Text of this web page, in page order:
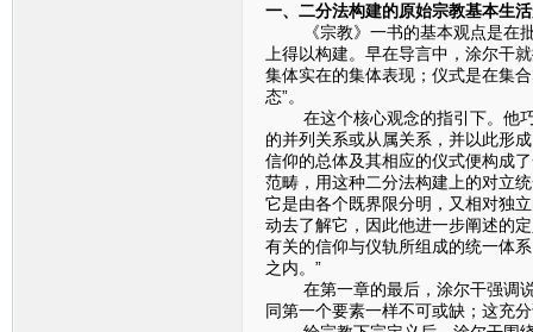
一、二分法构建的原始宗教基本生
《宗教》一书的基本观点是在批
上得以构建。早在导言中，涂尔干
集体实在的集体表现；仪式是在集
态”。
在这个核心观念的指引下。他巧
的并列关系或从属关系，并以此形
信仰的总体及其相应的仪式便构成
范畴，用这种二分法构建上的对立
它是由各个既界限分明，又相对独
动去了解它，因此他进一步阐述的
有关的信仰与仪轨所组成的统一体
之内。”
在第一章的最后，涂尔干强调说
同第一个要素一样不可或缺；这充